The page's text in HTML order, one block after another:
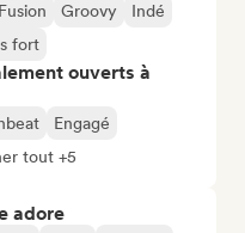
Fusion Groovy
Indé
fort
ouverts à
Engagé
tout +5
adore